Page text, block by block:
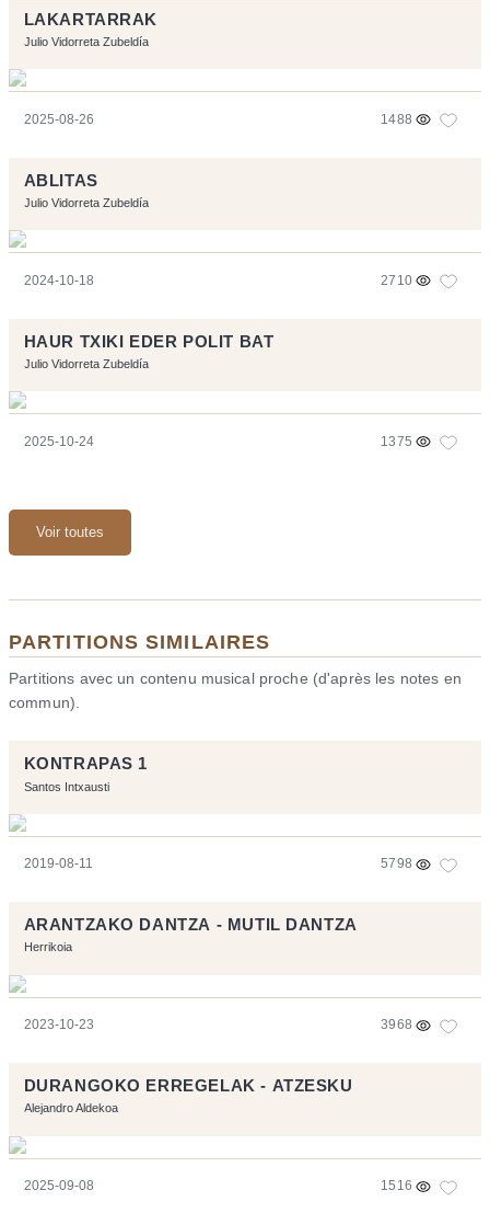
LAKARTARRAK
Julio Vidorreta Zubeldía
2025-08-26 1488
ABLITAS
Julio Vidorreta Zubeldía
2024-10-18 2710
HAUR TXIKI EDER POLIT BAT
Julio Vidorreta Zubeldía
2025-10-24 1375
Voir toutes
PARTITIONS SIMILAIRES
Partitions avec un contenu musical proche (d'après les notes en
commun).
KONTRAPAS 1
Santos Intxausti
2019-08-11 5798
ARANTZAKO DANTZA - MUTIL DANTZA
Herrikoia
2023-10-23 3968
DURANGOKO ERREGELAK - ATZESKU
Alejandro Aldekoa
2025-09-08 1516